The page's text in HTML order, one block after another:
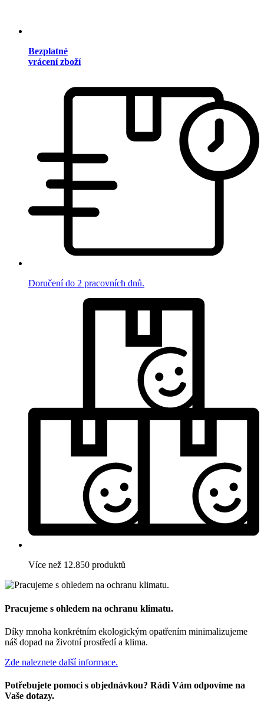
Bezplatné
vrácení zboží
Doručení do 2 pracovních dnů.
Více než 12.850 produktů
Pracujeme s ohledem na ochranu klimatu.
Díky mnoha konkrétním ekologickým opatřením minimalizujeme
náš dopad na životní prostředí a klima.
Zde naleznete další informace.
Potřebujete pomoci s objednávkou? Rádi Vám odpovíme na
Vaše dotazy.